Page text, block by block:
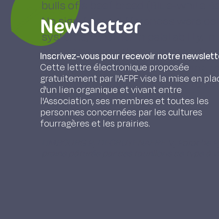
buIls of a beef breed (Blue-white
No significant differences were
systems, whether in palatability, in
gains. However, the mineral and
slightly larger in the grass having
variability made it impossible to
breed.
LIMBOURG P., DECRUYENAERE V.,
prairie pâturée par des taurillons de type à
Newsletter
Inscrivez-vous pour recevoir notre
Cette lettre électronique proposée
gratuitement par l'AFPF vise la mise en
d'un lien organique et vivant entre
l'Association, ses membres et toutes les
personnes concernées par les cultures
fourragères et les prairies.